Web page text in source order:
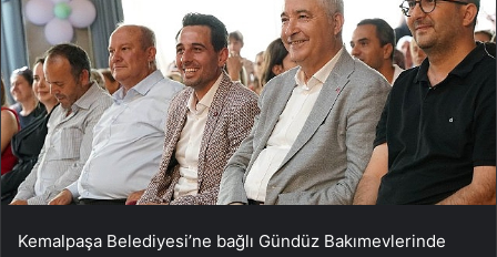
Kemalpaşa Belediyesi’ne bağlı Gündüz Bakımevlerinde